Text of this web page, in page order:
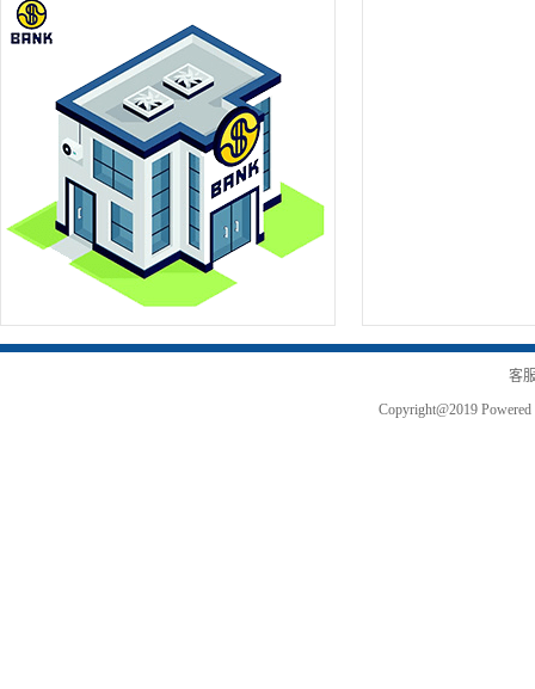
客
Copyright@2019